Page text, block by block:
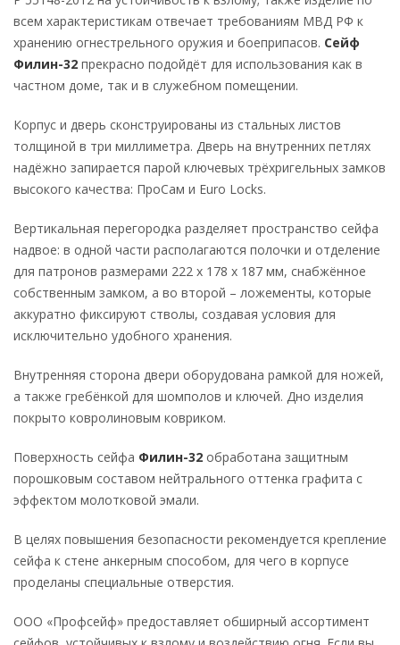
всем характеристикам отвечает требованиям МВД РФ к
хранению огнестрельного оружия и боеприпасов. Сейф
Филин-32 прекрасно подойдёт для использования как в
частном доме, так и в служебном помещении.
Корпус и дверь сконструированы из стальных листов
толщиной в три миллиметра. Дверь на внутренних петлях
надёжно запирается парой ключевых трёхригельных замков
высокого качества: ПроСам и Euro Locks.
Вертикальная перегородка разделяет пространство сейфа
надвое: в одной части располагаются полочки и отделение
для патронов размерами 222 x 178 x 187 мм, снабжённое
собственным замком, а во второй – ложементы, которые
аккуратно фиксируют стволы, создавая условия для
исключительно удобного хранения.
Внутренняя сторона двери оборудована рамкой для ножей,
а также гребёнкой для шомполов и ключей. Дно изделия
покрыто ковролиновым ковриком.
Поверхность сейфа Филин-32 обработана защитным
порошковым составом нейтрального оттенка графита с
эффектом молотковой эмали.
В целях повышения безопасности рекомендуется крепление
сейфа к стене анкерным способом, для чего в корпусе
проделаны специальные отверстия.
ООО «Профсейф» предоставляет обширный ассортимент